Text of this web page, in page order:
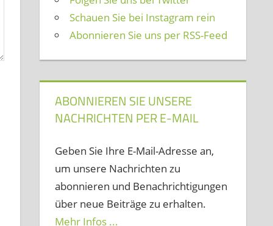
Schauen Sie bei Instagram rein
Abonnieren Sie uns per RSS-Feed
ABONNIEREN SIE UNSERE
NACHRICHTEN PER E-MAIL
Geben Sie Ihre E-Mail-Adresse an,
um unsere Nachrichten zu
abonnieren und Benachrichtigungen
über neue Beiträge zu erhalten.
Mehr Infos ...